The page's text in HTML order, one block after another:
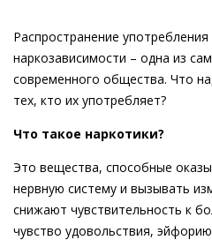
Распространение
наркозависимости – одна из
современного общества. Что
тех, кто их употребляет?
Что такое наркотики?
Это вещества, способные
нервную систему и вызывать
снижают чувствительность к
чувство удовольствия,